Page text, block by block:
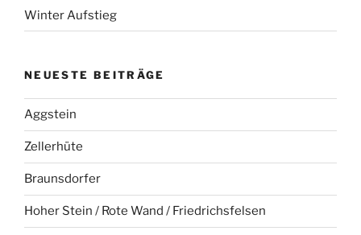
Winter Aufstieg
NEUESTE BEITRÄGE
Aggstein
Zellerhüte
Braunsdorfer
Hoher Stein / Rote Wand / Friedrichsfelsen